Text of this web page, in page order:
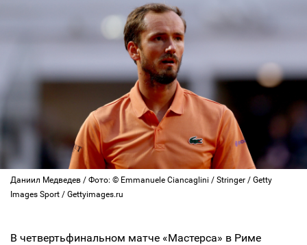
Даниил Медведев / Фото: © Emmanuele Ciancaglini / Stringer / Getty
Images Sport / Gettyimages.ru
В четвертьфинальном матче «Мастерса» в Риме